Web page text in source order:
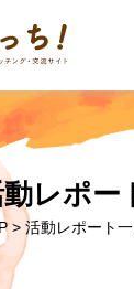
レポー
> 活動レポート